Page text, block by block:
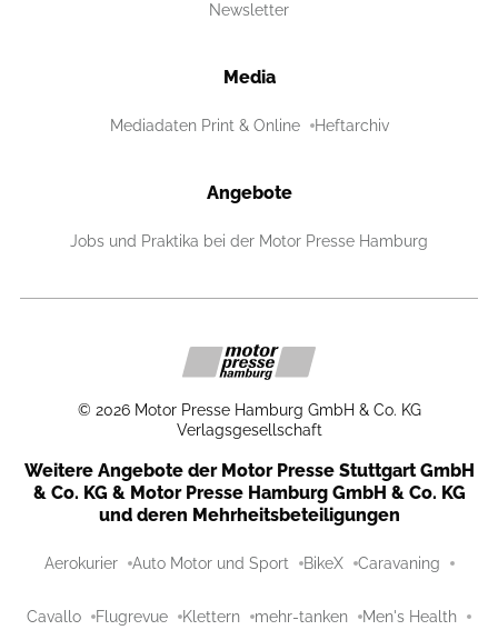
Newsletter
Media
Mediadaten Print & Online Heftarchiv
Angebote
Jobs und Praktika bei der Motor Presse Hamburg
© 2026 Motor Presse Hamburg GmbH & Co. KG
Verlagsgesellschaft
Weitere Angebote der Motor Presse Stuttgart GmbH
& Co. KG & Motor Presse Hamburg GmbH & Co. KG
und deren Mehrheitsbeteiligungen
Aerokurier Auto Motor und Sport BikeX Caravaning
Cavallo Flugrevue Klettern mehr-tanken Men's Health